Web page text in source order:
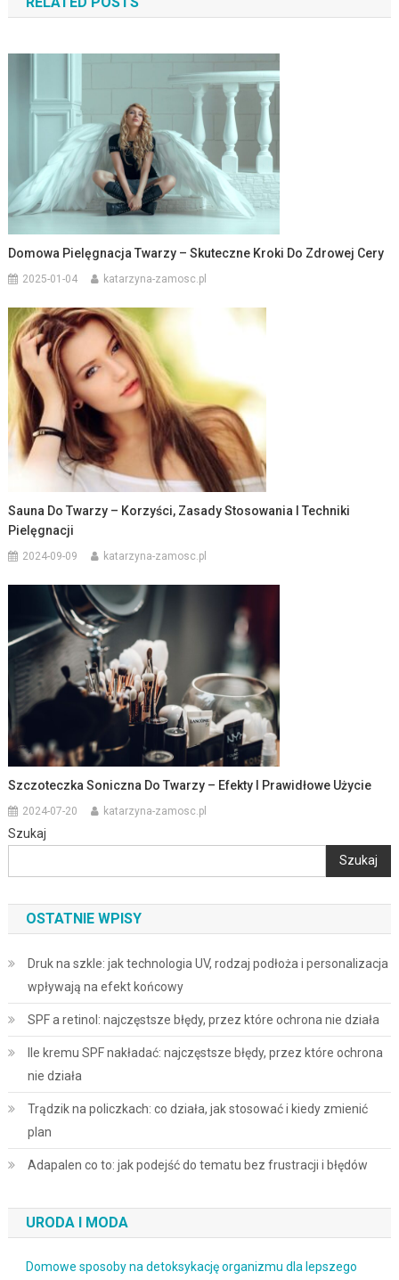
Domowa Pielęgnacja Twarzy – Skuteczne Kroki Do Zdrowej Cery
2025-01-04 katarzyna-zamosc.pl
Sauna Do Twarzy – Korzyści, Zasady Stosowania I Techniki
Pielęgnacji
2024-09-09 katarzyna-zamosc.pl
Szczoteczka Soniczna Do Twarzy – Efekty I Prawidłowe Użycie
2024-07-20 katarzyna-zamosc.pl
Szukaj
Szukaj
OSTATNIE WPISY
Druk na szkle: jak technologia UV, rodzaj podłoża i personalizacja
wpływają na efekt końcowy
SPF a retinol: najczęstsze błędy, przez które ochrona nie działa
Ile kremu SPF nakładać: najczęstsze błędy, przez które ochrona
nie działa
Trądzik na policzkach: co działa, jak stosować i kiedy zmienić
plan
Adapalen co to: jak podejść do tematu bez frustracji i błędów
URODA I MODA
Domowe sposoby na detoksykację organizmu dla lepszego